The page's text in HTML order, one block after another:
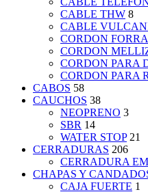
CABLE THW 8
CABLE
CORDON
CORDON
CORDON PARA
CORDON PARA
CABOS 58
CAUCHOS 38
NEOPRENO 3
SBR 14
WATER STOP 21
CERRADURAS 206
CERRADURA
CHAPAS Y
CAJA FUERTE 1